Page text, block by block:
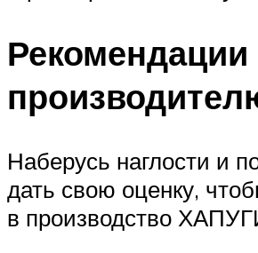
Рекомендации
Наберусь наглости и
дать свою оценку,
в производство